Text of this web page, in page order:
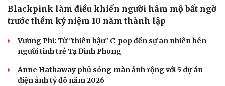
Du lịch
Tư vấn
check-in
Podcast
Câu chuyện thời sự
Đọc truyện đêm khuya
Cửa sổ tình yêu
Blackpink làm điều khiến người hâm mộ bất ngờ
trước thềm kỷ niệm 10 năm thành lập
Vương Phi: Từ "thiên hậu" C-pop đến sự an nhiên bên
người tình trẻ Tạ Đình Phong
Anne Hathaway phủ sóng màn ảnh rộng với 5 dự án
điện ảnh tỷ đô năm 2026